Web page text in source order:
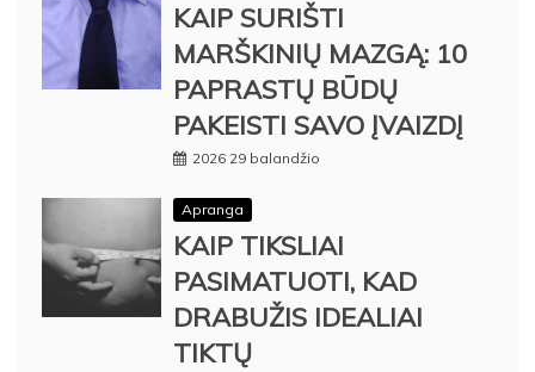
KAIP SURIŠTI
MARŠKINIŲ MAZGĄ: 10
PAPRASTŲ BŪDŲ
PAKEISTI SAVO ĮVAIZDĮ
2026 29 balandžio
Apranga
KAIP TIKSLIAI
PASIMATUOTI, KAD
DRABUŽIS IDEALIAI
TIKTŲ